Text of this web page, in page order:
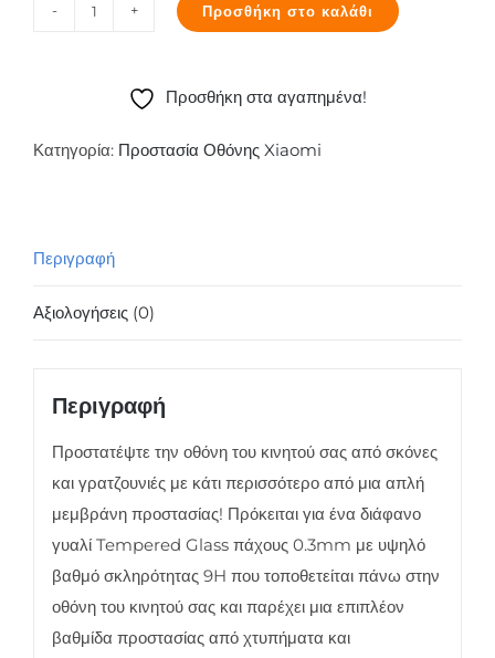
Tempered
Xiaomi
ποσότητα
Προσθήκη στο καλάθι
Προσθήκη στα αγαπημένα!
Κατηγορία: Προστασία Οθόνης Xiaomi
Περιγραφή
Αξιολογήσεις (0)
Περιγραφή
Προστατέψτε την οθόνη του κινητού σας από σκόνες
και γρατζουνιές με κάτι περισσότερο από μια απλή
μεμβράνη προστασίας! Πρόκειται για ένα διάφανο
γυαλί Tempered Glass πάχους 0.3mm με υψηλό
βαθμό σκληρότητας 9H που τοποθετείται πάνω στην
οθόνη του κινητού σας και παρέχει μια επιπλέον
βαθμίδα προστασίας από χτυπήματα και